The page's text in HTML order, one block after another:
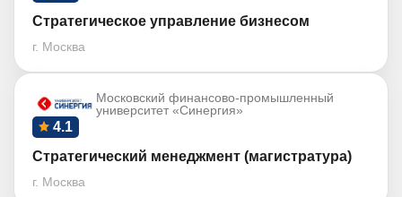
Стратегическое управление бизнесом
г. Москва
Московский финансово-промышленный
университет «Синергия»
4.1
Стратегический менеджмент (магистратура)
г. Москва